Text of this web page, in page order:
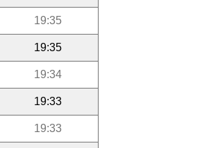
19:35
19:35
19:34
19:33
19:33